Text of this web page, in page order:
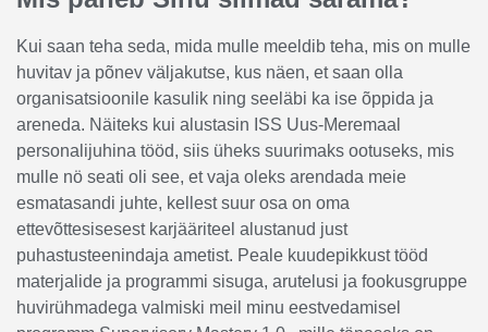
Kui saan teha seda, mida mulle meeldib teha, mis on mulle
huvitav ja põnev väljakutse, kus näen, et saan olla
organisatsioonile kasulik ning seeläbi ka ise õppida ja
areneda. Näiteks kui alustasin ISS Uus-Meremaal
personalijuhina tööd, siis üheks suurimaks ootuseks, mis
mulle nö seati oli see, et vaja oleks arendada meie
esmatasandi juhte, kellest suur osa on oma
ettevõttesisesest karjääriteel alustanud just
puhastusteenindaja ametist. Peale kuudepikkust tööd
materjalide ja programmi sisuga, arutelusi ja fookusgruppe
huvirühmadega valmiski meil minu eestvedamisel